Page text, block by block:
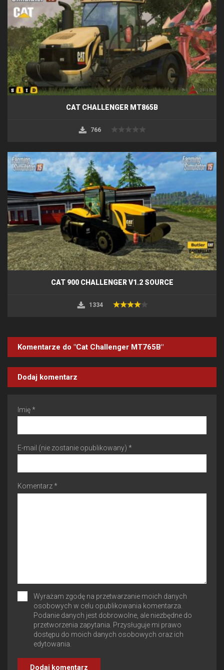
CAT CHALLENGER MT865B
766
CAT 900 CHALLENGER V1.2 SOURCE
1334
Komentarze do "Cat Challenger MT765B"
Dodaj komentarz
Imię *
E-mail (nie zostanie opublikowany) *
Komentarz *
Wyrażam zgodę na przetwarzanie moich danych
osobowych w celu opublikowania komentarza.
Podanie danych jest dobrowolne, ale niezbędne do
przetworzenia zapytania. Przysługuje mi prawo
dostępu do moich danych osobowych oraz ich
edytowania.